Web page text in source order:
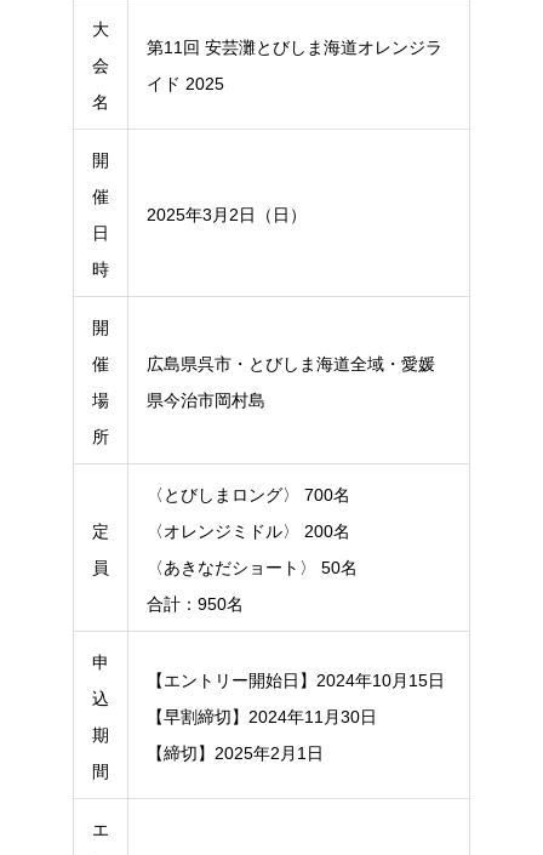
大
会
名
第11回 安芸灘とびしま海道オレンジラ
イド 2025
開
催
日
時
2025年3月2日（日）
開
催
場
所
広島県呉市・とびしま海道全域・愛媛
県今治市岡村島
定
員
〈とびしまロング〉 700名
〈オレンジミドル〉 200名
〈あきなだショート〉 50名
合計：950名
申
込
期
間
【エントリー開始日】2024年10月15日
【早割締切】2024年11月30日
【締切】2025年2月1日
エ